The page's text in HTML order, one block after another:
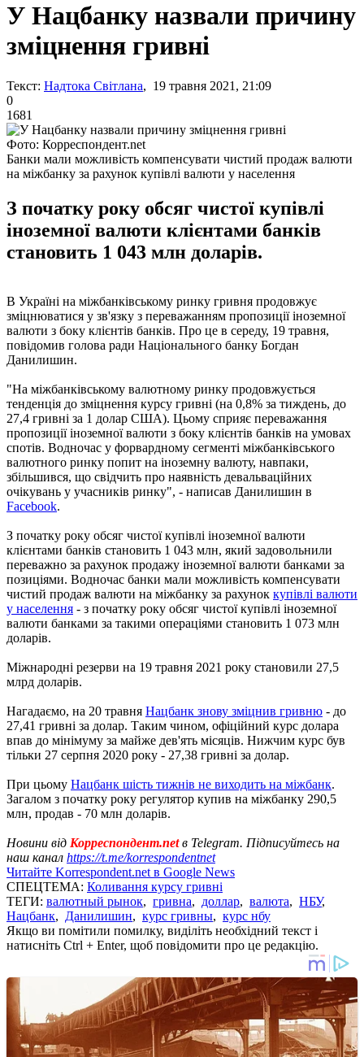
У Нацбанку назвали причину
зміцнення гривні
Текст: Надтока Світлана, 19 травня 2021, 21:09
0
1681
Фото: Корреспондент.net
Банки мали можливість компенсувати чистий продаж валюти
на міжбанку за рахунок купівлі валюти у населення
З початку року обсяг чистої купівлі
іноземної валюти клієнтами банків
становить 1 043 млн доларів.
В Україні на міжбанківському ринку гривня продовжує
зміцнюватися у зв'язку з переважанням пропозиції іноземної
валюти з боку клієнтів банків. Про це в середу, 19 травня,
повідомив голова ради Національного банку Богдан
Данилишин.
"На міжбанківському валютному ринку продовжується
тенденція до зміцнення курсу гривні (на 0,8% за тиждень, до
27,4 гривні за 1 долар США). Цьому сприяє переважання
пропозиції іноземної валюти з боку клієнтів банків на умовах
спотів. Водночас у форвардному сегменті міжбанківського
валютного ринку попит на іноземну валюту, навпаки,
збільшився, що свідчить про наявність девальваційних
очікувань у учасників ринку", - написав Данилишин в
Facebook.
З початку року обсяг чистої купівлі іноземної валюти
клієнтами банків становить 1 043 млн, який задовольнили
переважно за рахунок продажу іноземної валюти банками за
позиціями. Водночас банки мали можливість компенсувати
чистий продаж валюти на міжбанку за рахунок купівлі валюти
у населення - з початку року обсяг чистої купівлі іноземної
валюти банками за такими операціями становить 1 073 млн
доларів.
Міжнародні резерви на 19 травня 2021 року становили 27,5
млрд доларів.
Нагадаємо, на 20 травня Нацбанк знову зміцнив гривню - до
27,41 гривні за долар. Таким чином, офіційний курс долара
впав до мінімуму за майже дев'ять місяців. Нижчим курс був
тільки 27 серпня 2020 року - 27,38 гривні за долар.
При цьому Нацбанк шість тижнів не виходить на міжбанк.
Загалом з початку року регулятор купив на міжбанку 290,5
млн, продав - 70 млн доларів.
Новини від Корреспондент.netв Telegram. Підписуйтесь на
наш канал https://t.me/korrespondentnet
Читайте Korrespondent.net в Google News
СПЕЦТЕМА: Коливання курсу гривні
ТЕГИ: валютный рынок, гривна, доллар, валюта, НБУ,
Нацбанк, Данилишин, курс гривны, курс нбу
Якщо ви помітили помилку, виділіть необхідний текст і
натисніть Ctrl + Enter, щоб повідомити про це редакцію.